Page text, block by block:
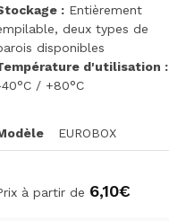
: Entièrement
deux types de
disponibles
d'utilisation :
/ +80°C
EUROBOX
à partir de 6,10€